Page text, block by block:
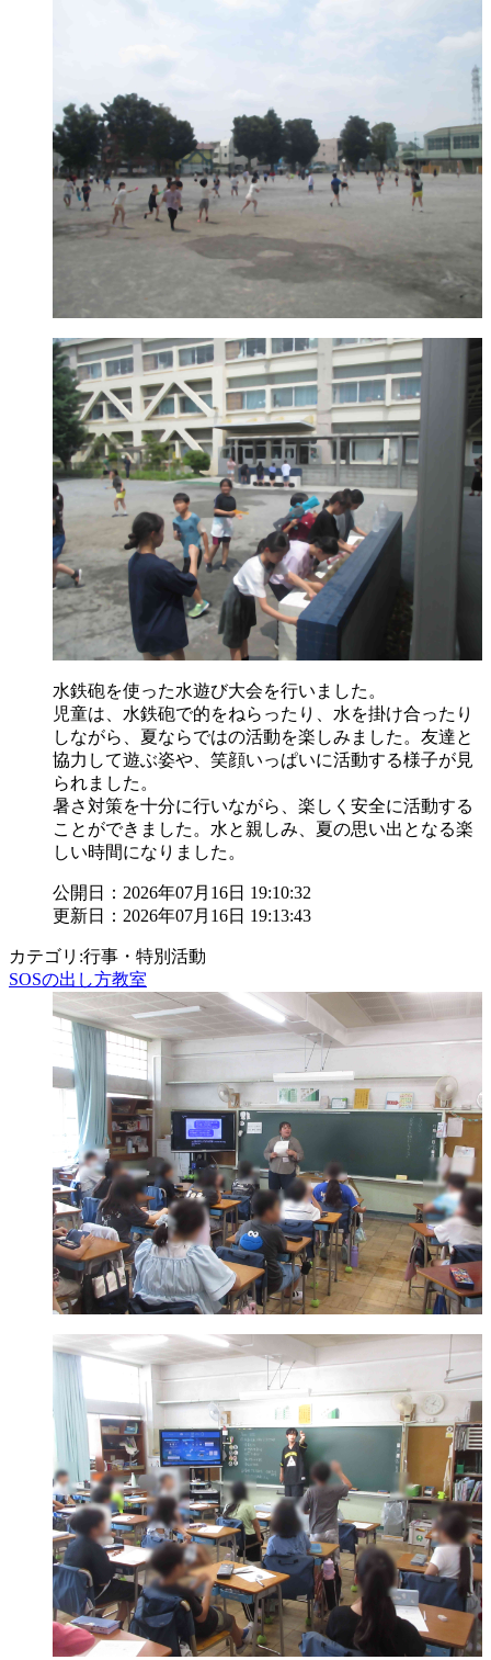
水鉄砲を使った水遊び大会を行いました。
児童は、水鉄砲で的をねらったり、水を掛け合ったり
しながら、夏ならではの活動を楽しみました。友達と
協力して遊ぶ姿や、笑顔いっぱいに活動する様子が見
られました。
暑さ対策を十分に行いながら、楽しく安全に活動する
ことができました。水と親しみ、夏の思い出となる楽
しい時間になりました。
公開日：2026年07月16日 19:10:32
更新日：2026年07月16日 19:13:43
カテゴリ:行事・特別活動
SOSの出し方教室